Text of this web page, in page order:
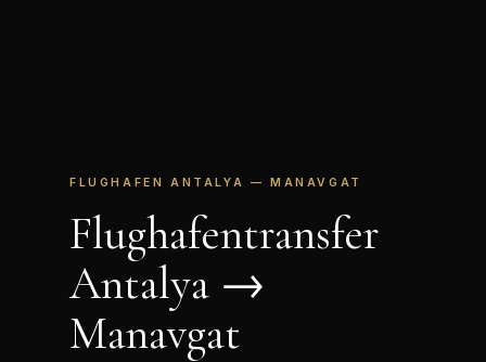
FLUGHAFEN ANTALYA — MANAVGAT
Flughafentransfer
Antalya →
Manavgat